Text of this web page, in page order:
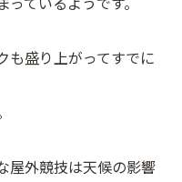
も盛り上がってすでに
屋外競技は天候の影響